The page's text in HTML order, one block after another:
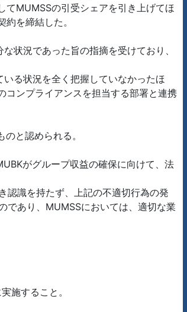
MUMSSの引受シェアを引き上げてほ
を締結した。
状況であった旨の指摘を受けており、
る状況を全く把握していなかったほ
コンプライアンスを担当する部署と連携
と認められる。
がグループ収益の確保に向けて、法
識を持たず、上記の不適切行為の発
であり、MUMSSにおいては、適切な業
施すること。